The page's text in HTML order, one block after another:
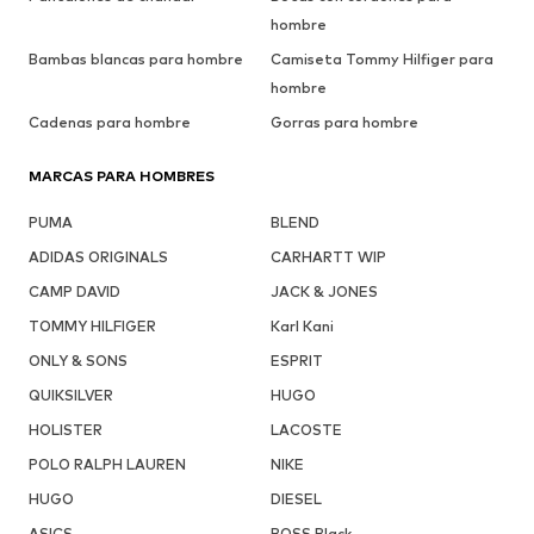
hombre
Bambas blancas para hombre
Camiseta Tommy Hilfiger para
hombre
Cadenas para hombre
Gorras para hombre
MARCAS PARA HOMBRES
PUMA
BLEND
ADIDAS ORIGINALS
CARHARTT WIP
CAMP DAVID
JACK & JONES
TOMMY HILFIGER
Karl Kani
ONLY & SONS
ESPRIT
QUIKSILVER
HUGO
HOLISTER
LACOSTE
POLO RALPH LAUREN
NIKE
HUGO
DIESEL